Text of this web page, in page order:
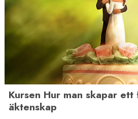
Kursen Hur man skapar
äktenskap